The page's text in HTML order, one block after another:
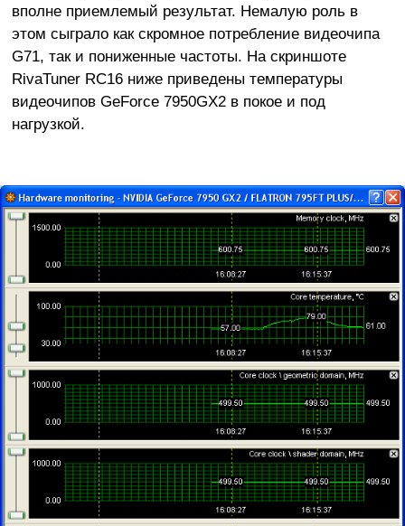
вполне приемлемый результат. Немалую роль в
этом сыграло как скромное потребление видеочипа
G71, так и пониженные частоты. На скриншоте
RivaTuner RC16 ниже приведены температуры
видеочипов GeForce 7950GX2 в покое и под
нагрузкой.